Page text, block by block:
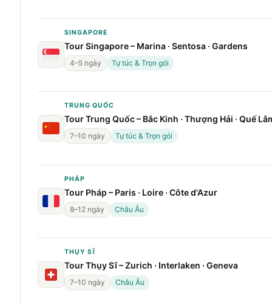
SINGAPORE
Tour Singapore – Marina · Sentosa · Gardens
4–5 ngày Tự túc & Trọn gói
TRUNG QUỐC
Tour Trung Quốc – Bắc Kinh · Thượng Hải · Quế
7–10 ngày Tự túc & Trọn gói
PHÁP
Tour Pháp – Paris · Loire · Côte d'Azur
8–12 ngày Châu Âu
THỤY SĨ
Tour Thụy Sĩ – Zurich · Interlaken · Geneva
7–10 ngày Châu Âu